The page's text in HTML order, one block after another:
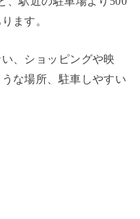
ます。
、ショッピングや映
な場所、駐車しやすい